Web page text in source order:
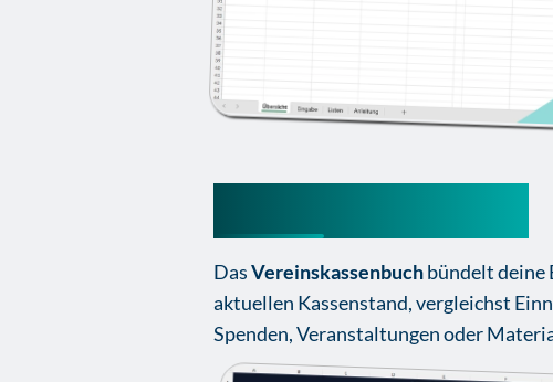
DasVereinskassenbuchbündelt deine
aktuellen Kassenstand, vergleichst
Spenden, Veranstaltungen oder